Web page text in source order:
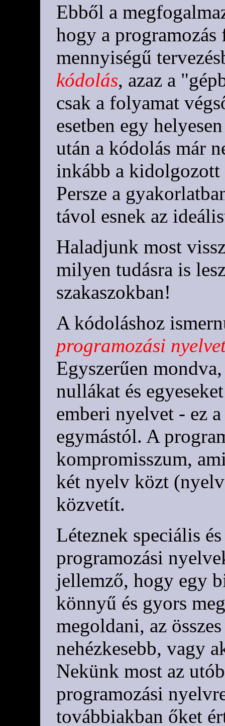
Ebből a
hogy a
mennyiségű
kódolás, azaz a
csak a folyamat
esetben egy
után a kódolás már
inkább a kidolgozott
Persze a
távol esnek az
Haladjunk most
milyen tudásra is
szakaszokban!
A kódoláshoz
programozási
Egyszerűen
nullákat és
emberi nyelvet - ez
egymástól. A
kompromisszum,
két nyelv közt
közvetít.
Léteznek speciális
programozási
jellemző, hogy egy
könnyű és gyors
megoldani, az
nehézkesebb, vagy
Nekünk most az
programozási
továbbiakban őket